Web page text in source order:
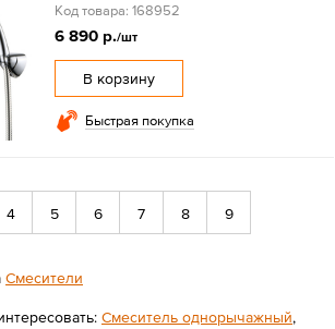
Код товара: 168952
6 890 р./шт
В корзину
Быстрая покупка
4 5 6 7 8 9
Смесители
Смеситель однорычажный,